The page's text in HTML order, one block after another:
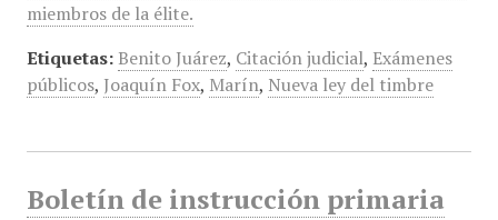
miembros de la élite.
Etiquetas: Benito Juárez, Citación judicial, Exámenes
públicos, Joaquín Fox, Marín, Nueva ley del timbre
Boletín de instrucción primaria